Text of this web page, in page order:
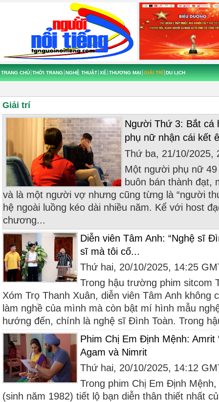
TRANG CHỦ THỜI TRANG NGHỆ THUẬT XẾ THƯƠNG MẠI GIẢI TRÍ DU LỊCH
Giải trí
Người Thứ 3: Bắt cá
phụ nữ nhận cái kết
Thứ ba, 21/10/2025,
Một người phụ nữ
buôn bán thành đạt,
và là một người vợ nhưng cũng từng là “người
hệ ngoài luồng kéo dài nhiều năm. Kể với host
chương...
Diễn viên Tâm Anh: “Nghệ sĩ
sĩ mà tôi cố...
Thứ hai, 20/10/2025, 14:25
Trong hậu trường phim sitcom
Xóm Trọ Thanh Xuân, diễn viên Tâm Anh không
làm nghề của mình mà còn bật mí hình mẫu
hướng đến, chính là nghệ sĩ Đình Toàn. Trong
Phim Chị Em Định Mệnh: Amrit
Agam và Nimrit
Thứ hai, 20/10/2025, 14:12
Trong phim Chị Em Định
(sinh năm 1982) tiết lộ bạn diễn thân thiết nhất